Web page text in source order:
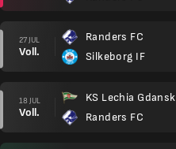
27 JUL
Voll.
Randers FC
Silkeborg IF
18 JUL
Voll.
KS Lechia Gdansk
Randers FC